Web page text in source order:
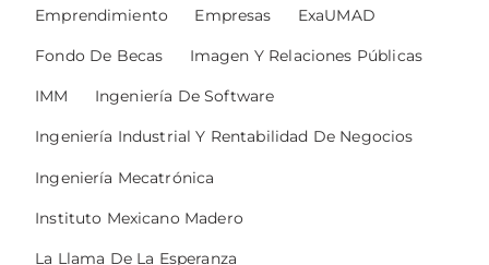
Emprendimiento Empresas ExaUMAD
Fondo De Becas Imagen Y Relaciones Públicas
IMM Ingeniería De Software
Ingeniería Industrial Y Rentabilidad De Negocios
Ingeniería Mecatrónica
Instituto Mexicano Madero
La Llama De La Esperanza